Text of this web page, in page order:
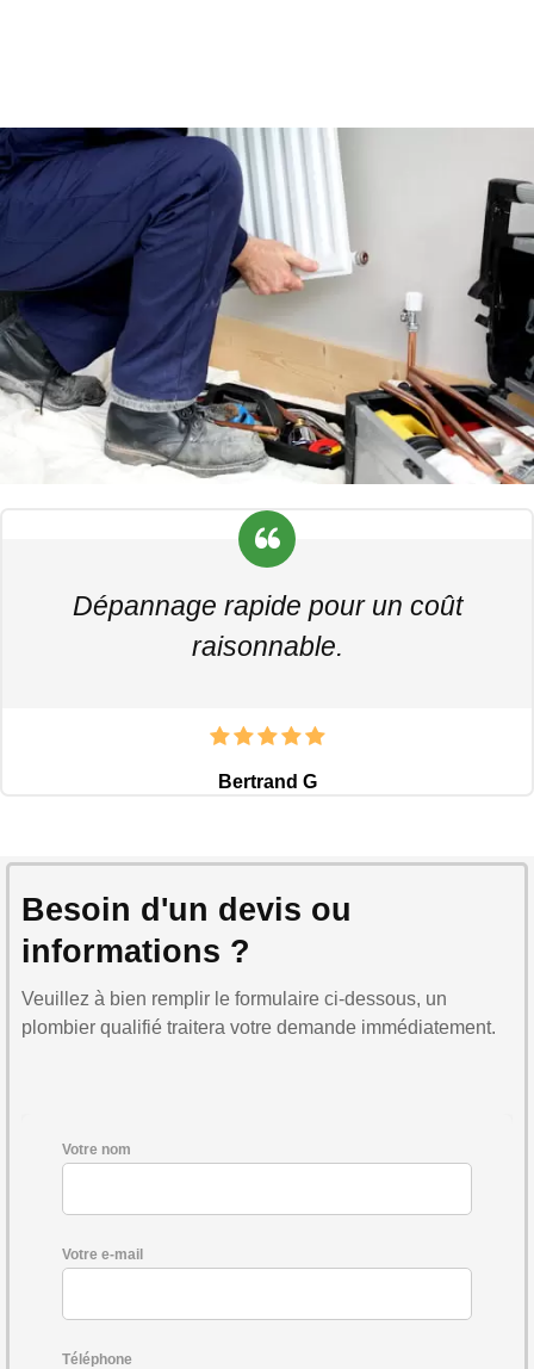
Dépannage rapide pour un coût
raisonnable.
Bertrand G
Besoin d'un devis ou
informations ?
Veuillez à bien remplir le formulaire ci-dessous, un
plombier qualifié traitera votre demande immédiatement.
Votre nom
Votre e-mail
Téléphone